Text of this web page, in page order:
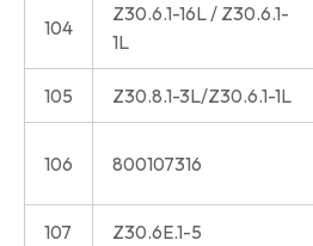
104
Z30.6.1-16L / Z30.6.1-
1L
105 Z30.8.1-3L/Z30.6.1-1L
106 800107316
107 Z30.6E.1-5